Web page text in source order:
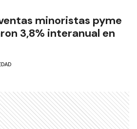
minoristas pyme
3,8% interanual en